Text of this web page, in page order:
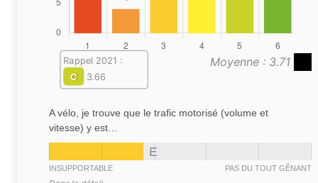
Moyenne : 3.71
Rappel 2021 :
C
3.66
A vélo, je trouve que le trafic motorisé (volume et
vitesse) y est…
E
INSUPPORTABLE PAS DU TOUT GÊNANT